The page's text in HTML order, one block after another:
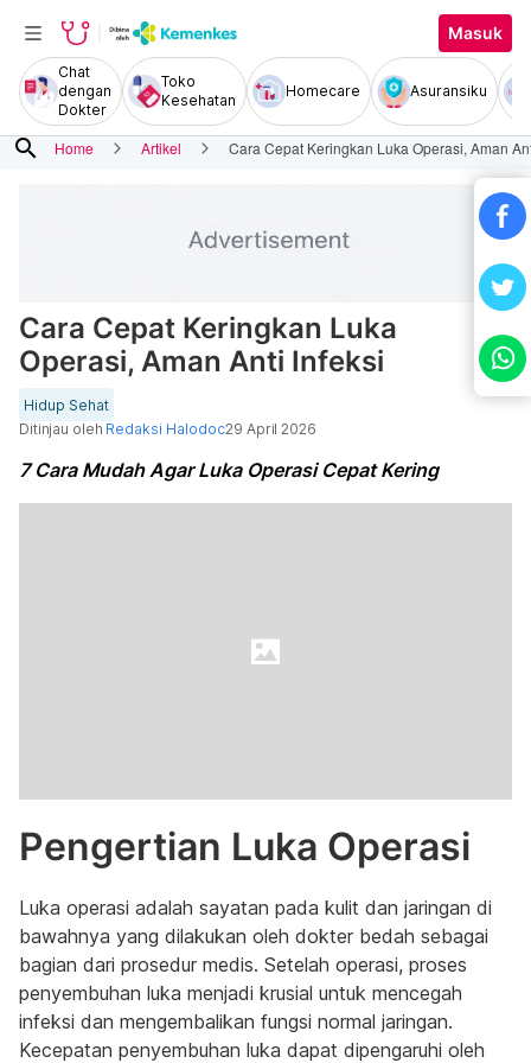
Masuk
Chat
dengan
Dokter
Toko
Kesehatan
Homecare Asuransiku
search Home Artikel Cara Cepat Keringkan Luka Operasi, Aman
Cara Cepat Keringkan Luka
Operasi, Aman Anti Infeksi
Hidup Sehat
Ditinjau oleh Redaksi Halodoc29 April 2026
7 Cara Mudah Agar Luka Operasi Cepat Kering
Pengertian Luka Operasi
Luka operasi adalah sayatan pada kulit dan jaringan di
bawahnya yang dilakukan oleh dokter bedah sebagai
bagian dari prosedur medis. Setelah operasi, proses
penyembuhan luka menjadi krusial untuk mencegah
infeksi dan mengembalikan fungsi normal jaringan.
Kecepatan penyembuhan luka dapat dipengaruhi oleh